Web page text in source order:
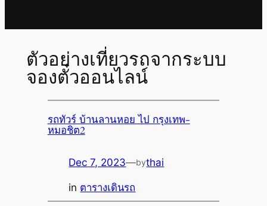
ตัวอย่างเที่ยวรถจากระบบ
จองตั๋วออนไลน์
รถทัวร์ บ้านลานหอย ไป กรุงเทพ-
หมอชิต2
Dec 7, 2023—bythai
in ตารางเดินรถ